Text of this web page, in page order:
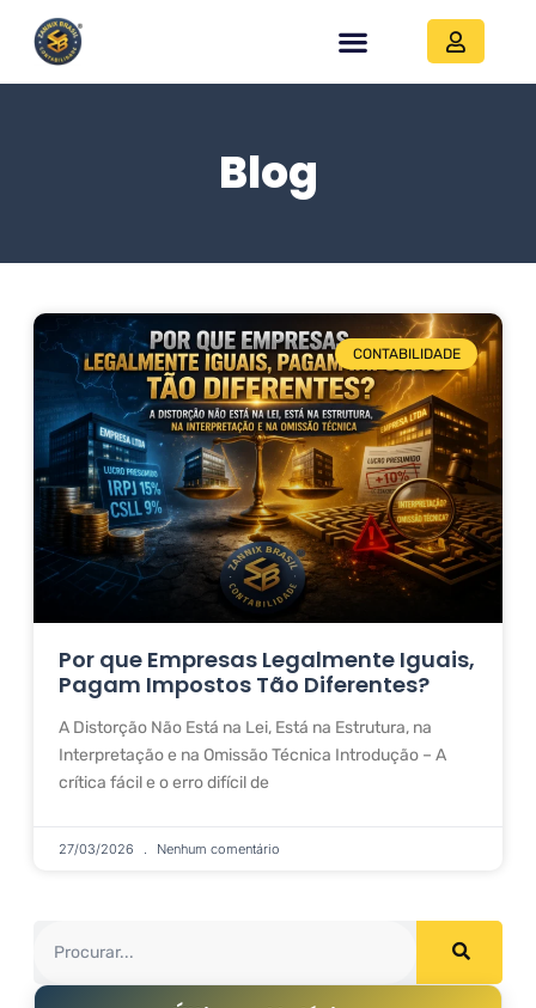
Blog
CONTABILIDADE
Por que Empresas Legalmente Iguais,
Pagam Impostos Tão Diferentes?
A Distorção Não Está na Lei, Está na Estrutura, na
Interpretação e na Omissão Técnica Introdução – A
crítica fácil e o erro difícil de
27/03/2026 Nenhum comentário